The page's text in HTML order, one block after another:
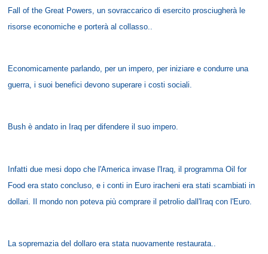
Fall of the Great Powers, un sovraccarico di esercito prosciugherà le
risorse economiche e porterà al collasso..
Economicamente parlando, per un impero, per iniziare e condurre una
guerra, i suoi benefici devono superare i costi sociali.
Bush è andato in Iraq per difendere il suo impero.
Infatti due mesi dopo che l'America invase l'Iraq, il programma Oil for
Food era stato concluso, e i conti in Euro iracheni era stati scambiati in
dollari. Il mondo non poteva più comprare il petrolio dall'Iraq con l'Euro.
La sopremazia del dollaro era stata nuovamente restaurata..